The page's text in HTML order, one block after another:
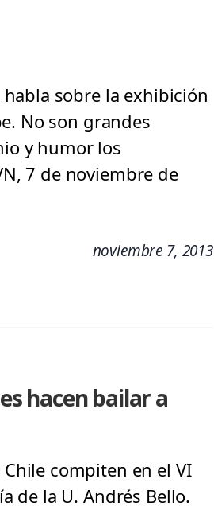
sobre la exhibición
No son grandes
y humor los
7 de noviembre de
noviembre 7, 2013
hacen bailar a
compiten en el VI
de la U. Andrés Bello.